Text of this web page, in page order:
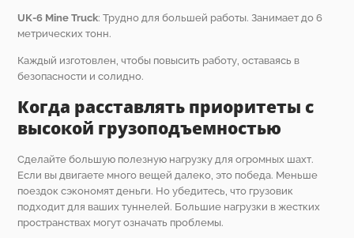
UK-6 Mine Truck: Трудно для большей работы. Занимает до 6
метрических тонн.
Каждый изготовлен, чтобы повысить работу, оставаясь в
безопасности и солидно.
Когда расставлять приоритеты с
высокой грузоподъемностью
Сделайте большую полезную нагрузку для огромных шахт.
Если вы двигаете много вещей далеко, это победа. Меньше
поездок сэкономят деньги. Но убедитесь, что грузовик
подходит для ваших туннелей. Большие нагрузки в жестких
пространствах могут означать проблемы.